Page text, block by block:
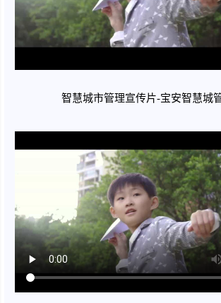
智慧城市管理宣传片-宝安智慧城